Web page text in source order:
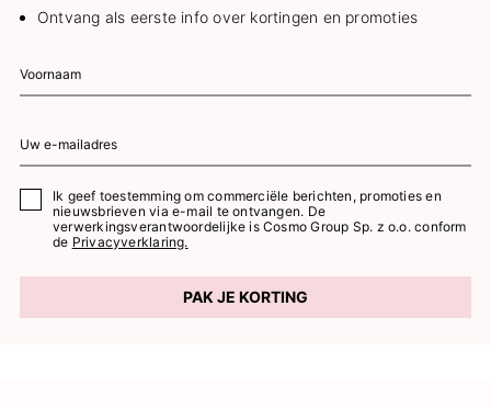
Ontvang als eerste info over kortingen en promoties
Ik geef toestemming om commerciële berichten, promoties en
nieuwsbrieven via e-mail te ontvangen. De
verwerkingsverantwoordelijke is Cosmo Group Sp. z o.o. conform
de Privacyverklaring.
PAK JE KORTING